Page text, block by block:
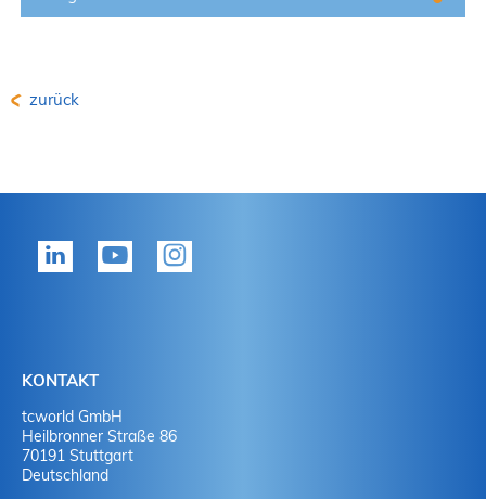
zurück
KONTAKT
tcworld GmbH
Heilbronner Straße 86
70191 Stuttgart
Deutschland